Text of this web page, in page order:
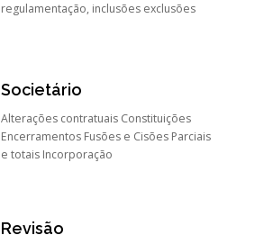
regulamentação, inclusões exclusões
Societário
Alterações contratuais Constituições
Encerramentos Fusões e Cisões Parciais
e totais Incorporação
Revisão